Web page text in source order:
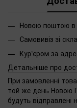
Новою поштою в
Самовивіз зі
Кур'єром за
Детальніше про
При замовленні
той же день Новою
будуть